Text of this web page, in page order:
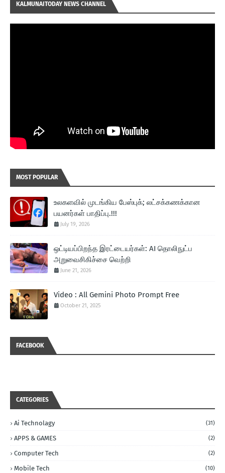
KALMUNAITODAY NEWS CHANNEL
MOST POPULAR
உலகளவில் முடங்கிய பேஸ்புக்; லட்சக்கணக்கான
பயனர்கள் பாதிப்பு.!!!
July 19, 2026
ஒட்டியப்பிறந்த இரட்டையர்கள்: AI தொலிநுட்ப
அறுவைசிகிச்சை வெற்றி
June 21, 2026
Video : All Gemini Photo Prompt Free
October 21, 2025
FACEBOOK
CATEGORIES
Ai Technolagy (31)
APPS & GAMES (2)
Computer Tech (2)
Mobile Tech (10)